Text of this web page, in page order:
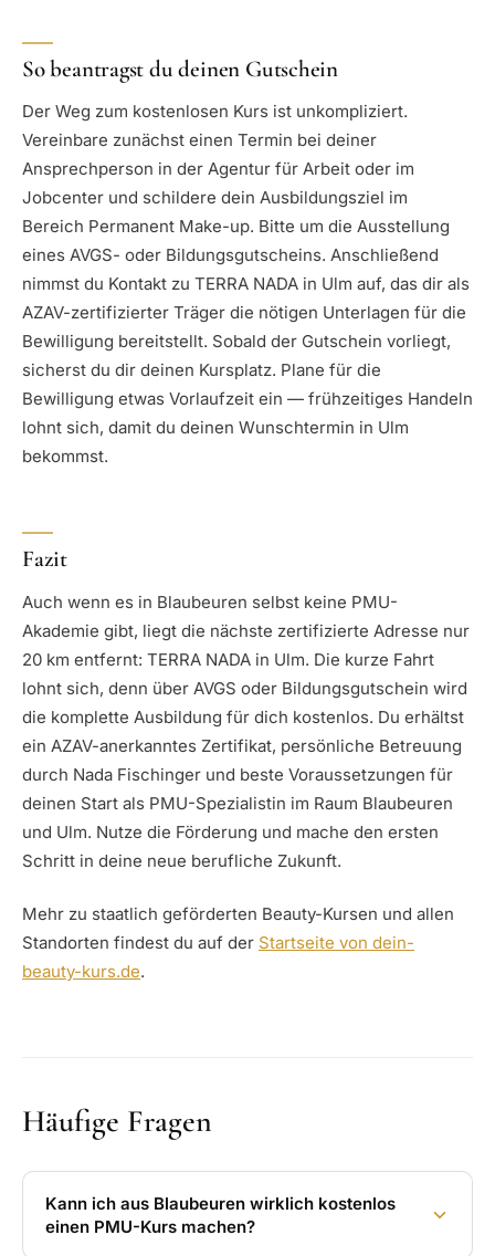
So beantragst du deinen Gutschein
Der Weg zum kostenlosen Kurs ist unkompliziert.
Vereinbare zunächst einen Termin bei deiner
Ansprechperson in der Agentur für Arbeit oder im
Jobcenter und schildere dein Ausbildungsziel im
Bereich Permanent Make-up. Bitte um die Ausstellung
eines AVGS- oder Bildungsgutscheins. Anschließend
nimmst du Kontakt zu TERRA NADA in Ulm auf, das dir als
AZAV-zertifizierter Träger die nötigen Unterlagen für die
Bewilligung bereitstellt. Sobald der Gutschein vorliegt,
sicherst du dir deinen Kursplatz. Plane für die
Bewilligung etwas Vorlaufzeit ein — frühzeitiges Handeln
lohnt sich, damit du deinen Wunschtermin in Ulm
bekommst.
Fazit
Auch wenn es in Blaubeuren selbst keine PMU-
Akademie gibt, liegt die nächste zertifizierte Adresse nur
20 km entfernt: TERRA NADA in Ulm. Die kurze Fahrt
lohnt sich, denn über AVGS oder Bildungsgutschein wird
die komplette Ausbildung für dich kostenlos. Du erhältst
ein AZAV-anerkanntes Zertifikat, persönliche Betreuung
durch Nada Fischinger und beste Voraussetzungen für
deinen Start als PMU-Spezialistin im Raum Blaubeuren
und Ulm. Nutze die Förderung und mache den ersten
Schritt in deine neue berufliche Zukunft.
Mehr zu staatlich geförderten Beauty-Kursen und allen
Standorten findest du auf der Startseite von dein-
beauty-kurs.de.
Häufige Fragen
Kann ich aus Blaubeuren wirklich kostenlos
einen PMU-Kurs machen?